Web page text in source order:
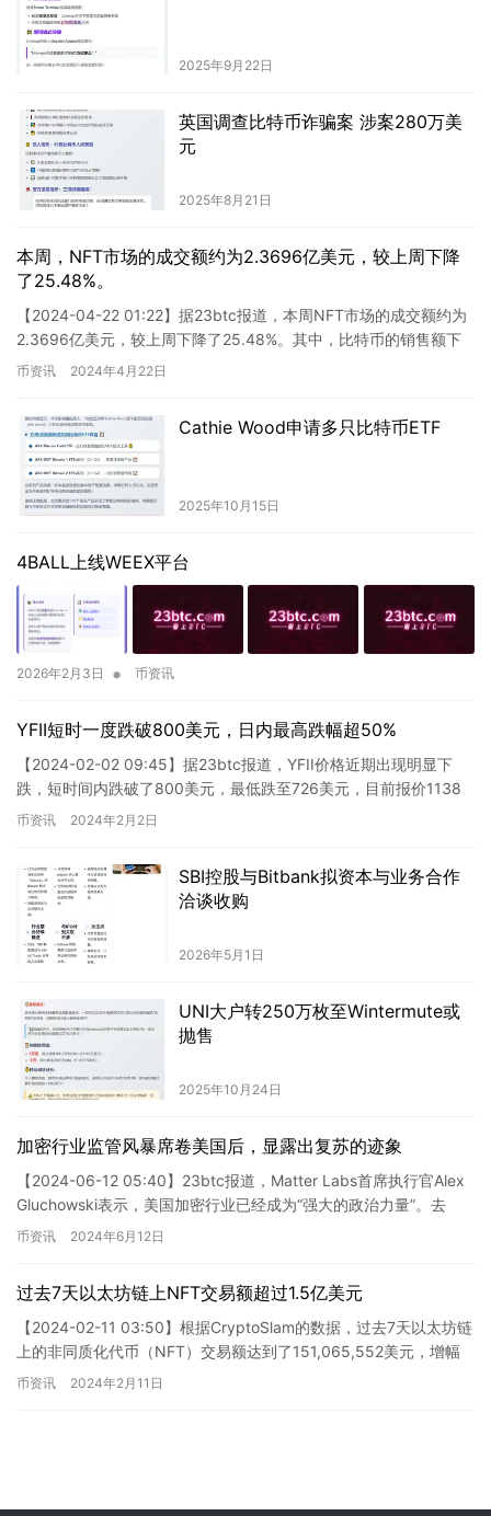
2025年9月22日
英国调查比特币诈骗案 涉案280万美
元
2025年8月21日
本周，NFT市场的成交额约为2.3696亿美元，较上周下降
了25.48%。
【2024-04-22 01:22】据23btc报道，本周NFT市场的成交额约为
2.3696亿美元，较上周下降了25.48%。其中，比特币的销售额下
降了35.63%，仅为1.118…
币资讯 2024年4月22日
Cathie Wood申请多只比特币ETF
2025年10月15日
4BALL上线WEEX平台
2026年2月3日 • 币资讯
YFII短时一度跌破800美元，日内最高跌幅超50%
【2024-02-02 09:45】据23btc报道，YFII价格近期出现明显下
跌，短时间内跌破了800美元，最低跌至726美元，目前报价1138
美元，24小时跌幅超过40%。市场…
币资讯 2024年2月2日
SBI控股与Bitbank拟资本与业务合作
洽谈收购
2026年5月1日
UNI大户转250万枚至Wintermute或
抛售
2025年10月24日
加密行业监管风暴席卷美国后，显露出复苏的迹象
【2024-06-12 05:40】23btc报道，Matter Labs首席执行官Alex
Gluchowski表示，美国加密行业已经成为“强大的政治力量”。去
年，由于监管环境的…
币资讯 2024年6月12日
过去7天以太坊链上NFT交易额超过1.5亿美元
【2024-02-11 03:50】根据CryptoSlam的数据，过去7天以太坊链
上的非同质化代币（NFT）交易额达到了151,065,552美元，增幅
高达103.04%，交易笔…
币资讯 2024年2月11日